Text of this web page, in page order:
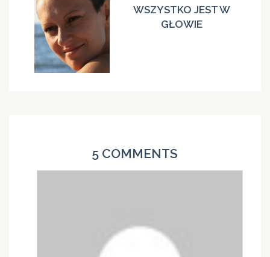
WSZYSTKO JEST W
GŁOWIE
5 COMMENTS